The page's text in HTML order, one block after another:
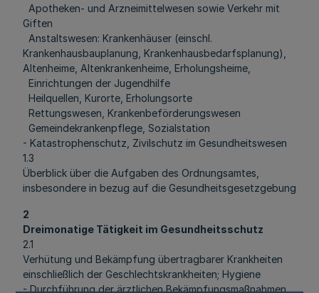
Apotheken- und Arzneimittelwesen sowie Verkehr mit
Giften
Anstaltswesen: Krankenhäuser (einschl.
Krankenhausbauplanung, Krankenhausbedarfsplanung),
Altenheime, Altenkrankenheime, Erholungsheime,
Einrichtungen der Jugendhilfe
Heilquellen, Kurorte, Erholungsorte
Rettungswesen, Krankenbeförderungswesen
Gemeindekrankenpflege, Sozialstation
- Katastrophenschutz, Zivilschutz im Gesundheitswesen
1.3
Überblick über die Aufgaben des Ordnungsamtes,
insbesondere in bezug auf die Gesundheitsgesetzgebung
2
Dreimonatige Tätigkeit im Gesundheitsschutz
2.1
Verhütung und Bekämpfung übertragbarer Krankheiten
einschließlich der Geschlechtskrankheiten; Hygiene
- Durchführung der ärztlichen Bekämpfungsmaßnahmen,